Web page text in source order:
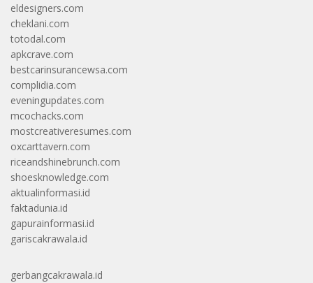
eldesigners.com
cheklani.com
totodal.com
apkcrave.com
bestcarinsurancewsa.com
complidia.com
eveningupdates.com
mcochacks.com
mostcreativeresumes.com
oxcarttavern.com
riceandshinebrunch.com
shoesknowledge.com
aktualinformasi.id
faktadunia.id
gapurainformasi.id
gariscakrawala.id
gerbangcakrawala.id